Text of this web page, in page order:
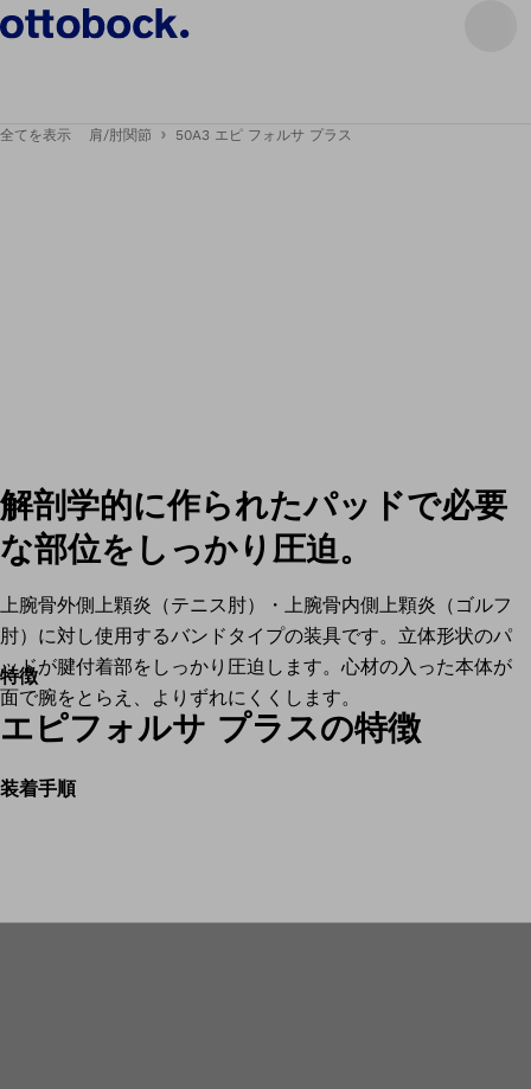
全てを表示 肩/肘関節 50A3 エピ フォルサ プラス
解剖学的に作られたパッドで必要
な部位をしっかり圧迫。
上腕骨外側上顆炎（テニス肘）・上腕骨内側上顆炎（ゴルフ
肘）に対し使用するバンドタイプの装具です。立体形状のパ
ッドが腱付着部をしっかり圧迫します。心材の入った本体が
面で腕をとらえ、よりずれにくくします。
特徴
エピフォルサ プラスの特徴
装着手順